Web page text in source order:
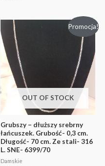
Promocja!
OUT OF STOCK
Grubszy – dłuższy srebrny
łańcuszek. Grubość- 0,3 cm.
Długość- 70 cm. Ze stali- 316
L. SNE- 6399/70
Damskie